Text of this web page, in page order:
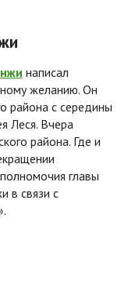
написал
желанию. Он
района с середины
Леся. Вчера
района. Где и
главы
в связи с